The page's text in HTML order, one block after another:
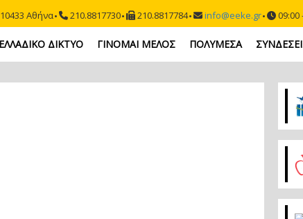
Αθήνα 210.8817730 210.8817784 info@eeke.gr 09:00
ΔΙΚΤΥΟ ΓΙΝΟΜΑΙ ΜΕΛΟΣ ΠΟΛΥΜΕΣΑ